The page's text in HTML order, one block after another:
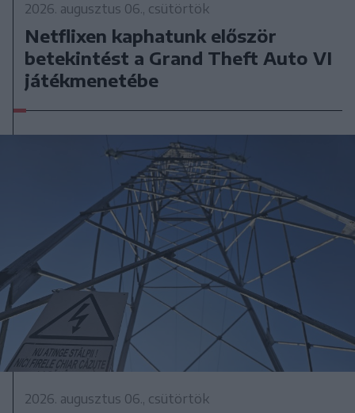
2026. augusztus 06., csütörtök
Netflixen kaphatunk először
betekintést a Grand Theft Auto VI
játékmenetébe
2026. augusztus 06., csütörtök